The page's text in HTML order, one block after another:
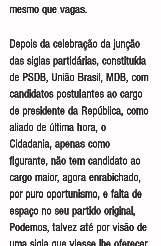
mesmo que vagas.
Depois da celebração da junção
das siglas partidárias, constituída
de PSDB, União Brasil, MDB, com
candidatos postulantes ao cargo
de presidente da República, como
aliado de última hora, o
Cidadania, apenas como
figurante, não tem candidato ao
cargo maior, agora enrabichado,
por puro oportunismo, e falta de
espaço no seu partido original,
Podemos, talvez até por visão de